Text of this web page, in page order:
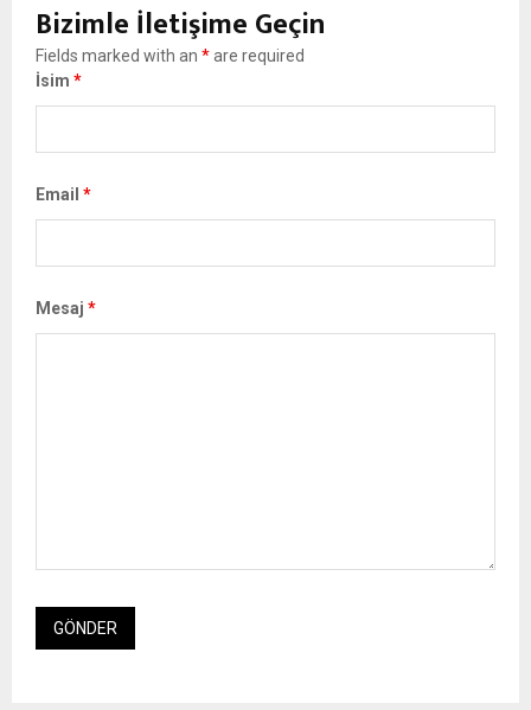
Bizimle İletişime Geçin
Fields marked with an *are required
İsim *
Email *
Mesaj *